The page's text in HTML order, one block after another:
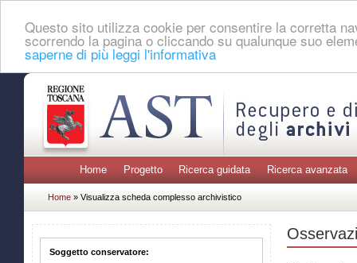
Questo sito utilizza cookie per consentire la corretta
scorrendo la pagina o cliccando su qualunque suo
saperne di più leggi l'informativa
Home Progetto Ricerca guidata Ricerca avanzata
Home » Visualizza scheda complesso archivistico
Soggetto conservatore: